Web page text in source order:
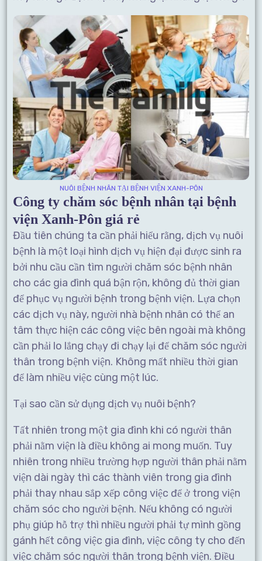
NUÔI BỆNH NHÂN TẠI BỆNH VIỆN XANH-PÔN
Công ty chăm sóc bệnh nhân tại bệnh
viện Xanh-Pôn giá rẻ
Đầu tiên chúng ta cần phải hiểu rằng, dịch vụ nuôi
bệnh là một loại hình dịch vụ hiện đại được sinh ra
bởi nhu cầu cần tìm người chăm sóc bệnh nhân
cho các gia đình quá bận rộn, không đủ thời gian
để phục vụ người bệnh trong bệnh viện. Lựa chọn
các dịch vụ này, người nhà bệnh nhân có thể an
tâm thực hiện các công việc bên ngoài mà không
cần phải lo lắng chạy đi chạy lại để chăm sóc người
thân trong bệnh viện. Không mất nhiều thời gian
để làm nhiều việc cùng một lúc.
Tại sao cần sử dụng dịch vụ nuôi bệnh?
Tất nhiên trong một gia đình khi có người thân
phải nằm viện là điều không ai mong muốn. Tuy
nhiên trong nhiều trường hợp người thân phải nằm
viện dài ngày thì các thành viên trong gia đình
phải thay nhau sắp xếp công việc để ở trong viện
chăm sóc cho người bệnh. Nếu không có người
phụ giúp hỗ trợ thì nhiều người phải tự mình gồng
gánh hết công việc gia đình, việc công ty cho đến
việc chăm sóc người thân trong bệnh viện. Điều